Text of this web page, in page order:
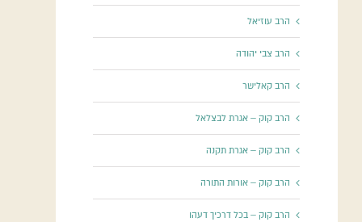
הרב עוזיאל
הרב צבי יהודה
הרב קאלישר
הרב קוק – אגרת לבצלאל
הרב קוק – אגרת תקנה
הרב קוק – אורות התורה
הרב קוק – בכל דרכיך דעהו